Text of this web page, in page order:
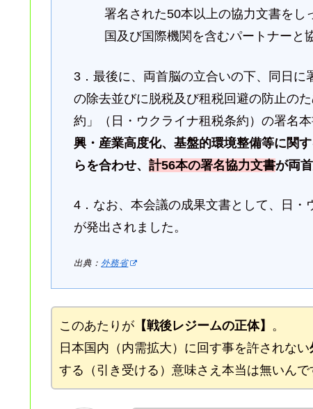
署名された50本以上の協力文書をし
国及び国際機関を含むパートナーと
3．最後に、両首脳の立合いの下、同日
の除去並びに脱税及び租税回避の防止の
約」（日・ウクライナ租税条約）の署名本
興・産業高度化、基盤的環境整備等に関
らを合わせ、計56本の署名協力文書が両
4．なお、本会議の成果文書として、日
が発出されました。
出典： 外務省
このあたりが 【戦後レジームの正体】 。
日本国内（内需拡大）に回す事を許されない
する（引き受ける）意味さえ本当は無いんで